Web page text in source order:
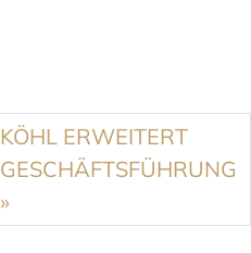
KÖHL ERWEITERT
GESCHÄFTSFÜHRUNG
»